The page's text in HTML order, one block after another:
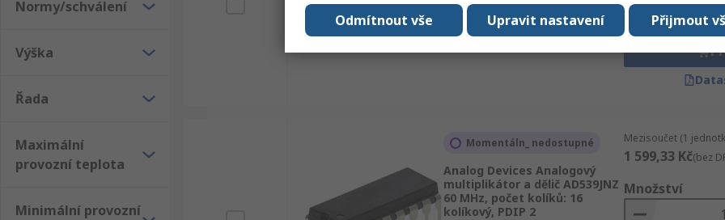
Normy/schválení
Výška
Řada
Maximální
provozní teplota
Minimální provozní
Skladové číslo RS121-8452
Výrobní čísloMPY634KP
Momentáln_ nedostupné
Analog Devices Analogový
multiplikátor a dělič AD539JNZ
60 MHz, počet kolíků: 16
kolíkový, PDIP 2
Mezisoučet (1
1 599,33 Kč(bez
Množství
Přijmout
Upravit nastavení
Odmítnout vše